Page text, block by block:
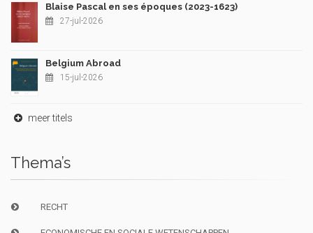
Blaise Pascal en ses époques (2023-1623)
27-jul-2026
Belgium Abroad
15-jul-2026
meer titels
Thema’s
RECHT